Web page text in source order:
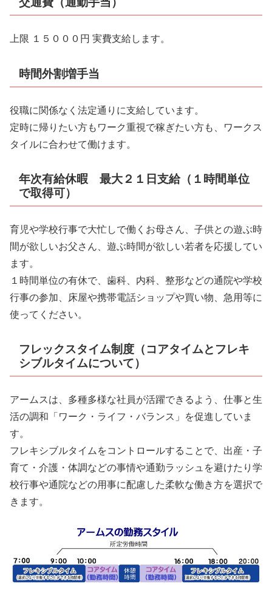
上限 １５０００円 実費支給します。
時間外割増手当
役職に関係なく法定通りに支給しています。
定時に帰りたい方もワーク重視で稼ぎたい方も、ワークス
タイルに合わせて働けます。
年次有給休暇 最大２１日支給（１時間単位
で取得可）
育児や学校行事で大忙しで働くお母さん、子供との遊ぶ時
間が欲しいお父さん、遊ぶ時間が欲しい若者を応援してい
ます。
１時間単位の有休で、歯科、内科、整形などの通院や学校
行事の参加、床屋や携帯電話ショップや買い物、急用等に
使ってください。
フレックスタイム制度（コアタイムとフレキ
シブルタイムについて）
アームスは、多種多様な社員が活躍できるよう、仕事と生
活の調和「ワーク・ライフ・バランス」を促進していま
す。
フレキシブルタイムをコントロールすることで、出産・子
育て・介護・体調などの事情や通勤ラッシュを避けたり学
校行事や通院などの用事に配慮した柔軟な働き方を選択で
きます。